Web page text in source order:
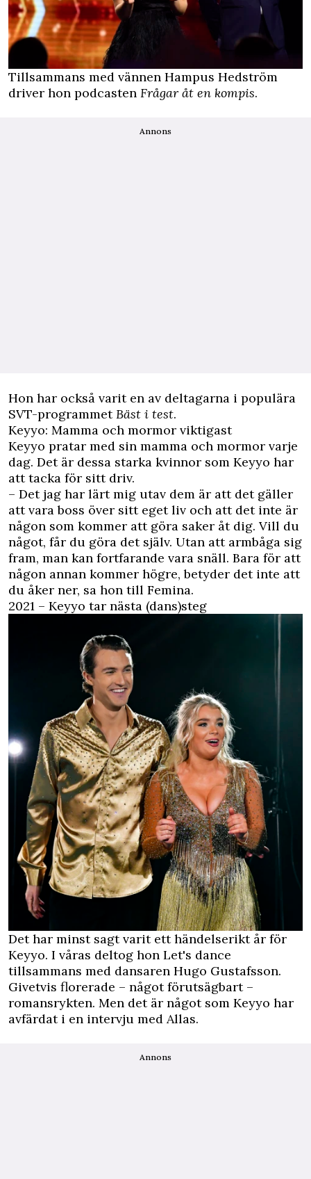
Tillsammans med vännen Hampus Hedström
driver hon podcasten Frågar åt en kompis.
Annons
Hon har också varit en av deltagarna i populära
SVT-programmetBäst i test.
Keyyo: Mamma och mormor viktigast
Keyyo pratar med sin mamma och mormor varje
dag. Det är dessa starka kvinnor som Keyyo har
att tacka för sitt driv.
– Det jag har lärt mig utav dem är att det gäller
att vara boss över sitt eget liv och att det inte är
någon som kommer att göra saker åt dig. Vill du
något, får du göra det själv. Utan att armbåga sig
fram, man kan fortfarande vara snäll. Bara för att
någon annan kommer högre, betyder det inte att
du åker ner, sa hon till Femina.
2021 – Keyyo tar nästa (dans)steg
Det har minst sagt varit ett händelserikt år för
Keyyo. I våras deltog hon Let's dance
tillsammans med dansaren Hugo Gustafsson.
Givetvis florerade – något förutsägbart –
romansrykten. Men det är något som Keyyo har
avfärdati en intervju med Allas.
Annons